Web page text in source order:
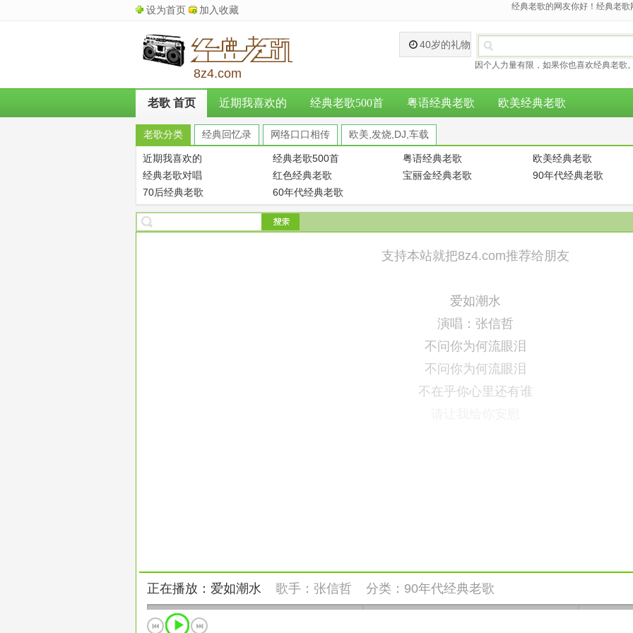
设为首页 加入收藏 经典老歌的网友你好！经典老
8z4.com
40岁的礼物
因个人力量有限，如果你也喜欢经典老歌
老歌 首页 近期我喜欢的 经典老歌500首 粤语经典老歌 欧美经典老歌
老歌分类 经典回忆录 网络口口相传 欧美,发烧,DJ,车载
近期我喜欢的 经典老歌500首 粤语经典老歌 欧美经典老歌
经典老歌对唱
红色经典老歌 宝丽金经典老歌 90年代经典老歌
70后经典老歌
60年代经典老歌
支持本站就把8z4.com推荐给朋友
爱如潮水
演唱：张信哲
不问你为何流眼泪
不问你为何流眼泪
不在乎你心里还有谁
正在播放：爱如潮水 歌手： 张信哲 分类： 90年代经典老歌